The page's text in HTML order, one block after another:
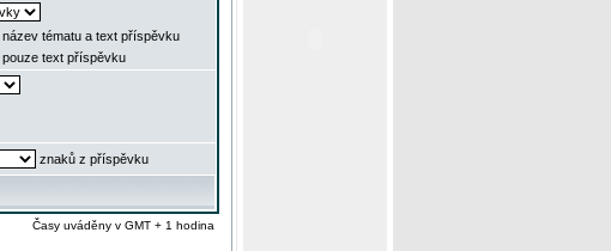
název tématu a text příspěvku
pouze text příspěvku
znaků z příspěvku
Časy uváděny v GMT + 1 hodina